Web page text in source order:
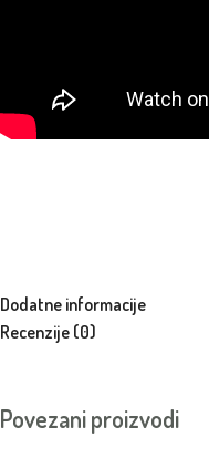
Dodatne informacije
Recenzije (0)
Povezani proizvodi